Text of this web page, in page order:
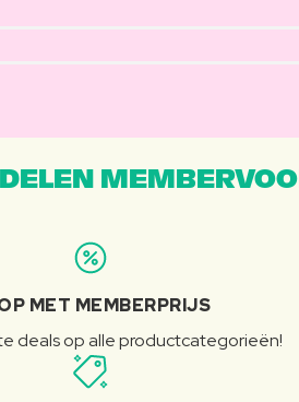
MET MEMBERPRIJS
deals op alle productcategorieën!